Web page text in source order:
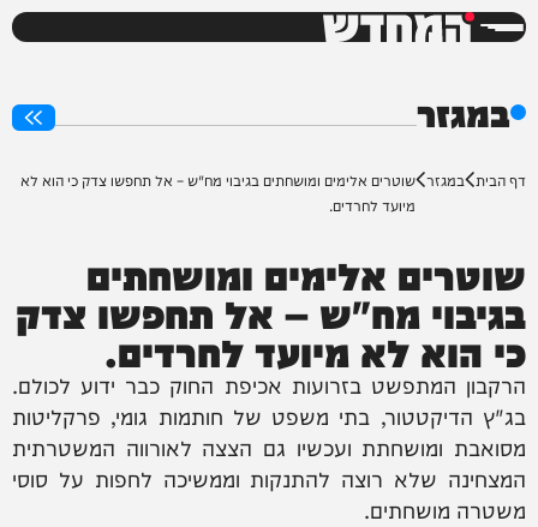
המחדש
במגזר
דף הבית במגזר שוטרים אלימים ומושחתים בגיבוי מח"ש – אל תחפשו צדק כי הוא לא
מיועד לחרדים.
שוטרים אלימים ומושחתים
בגיבוי מח"ש – אל תחפשו צדק
כי הוא לא מיועד לחרדים.
הרקבון המתפשט בזרועות אכיפת החוק כבר ידוע לכולם.
בג"ץ הדיקטטור, בתי משפט של חותמות גומי, פרקליטות
מסואבת ומושחתת ועכשיו גם הצצה לאורווה המשטרתית
המצחינה שלא רוצה להתנקות וממשיכה לחפות על סוסי
משטרה מושחתים.